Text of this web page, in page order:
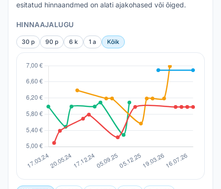
esitatud hinnaandmed on alati ajakohased või õiged.
HINNAAJALUGU
30 p 90 p 6 k 1 a Kõik